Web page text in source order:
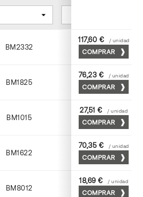
BM2332 23 x 32
117,60 € / unidad
COMPRAR
BM1825 18 x 25
76,23 € / unidad
COMPRAR
BM1015 10 x 15
27,51 € / unidad
COMPRAR
BM1622 16 x 22
70,35 € / unidad
COMPRAR
BM8012 8 x 12
18,69 € / unidad
COMPRAR